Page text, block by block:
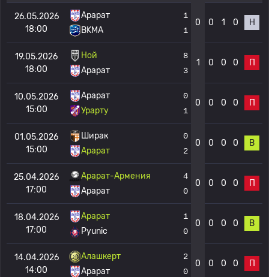
26.05.2026
18:00
Арарат
BKMA
1
1
0 0 1 0 Н
19.05.2026
18:00
Ной
Арарат
8
3
1 0 0 0 П
10.05.2026
15:00
Арарат
Урарту
0
1
0 0 0 0 П
01.05.2026
15:00
Ширак
Арарат
0
2
0 0 0 0 В
25.04.2026
17:00
Арарат-Армения
Арарат
4
0
0 0 0 0 П
18.04.2026
17:00
Арарат
Pyunic
1
0
0 0 0 0 В
14.04.2026
14:00
Алашкерт
Арарат
2
0
0 0 0 0 П